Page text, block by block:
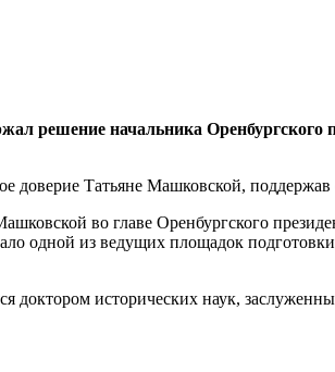
решение начальника
доверие Татьяне Машковской,
во главе Оренбургского
одной из ведущих площадок
доктором исторических наук,